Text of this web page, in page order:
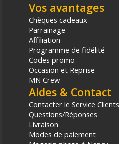
Vos avantages
Chèques cadeaux
Parrainage
Affiliation
Programme de fidélité
Codes promo
Occasion et Reprise
MN Crew
Aides & Contact
Contacter le Service Clients
Questions/Réponses
Livraison
Modes de paiement